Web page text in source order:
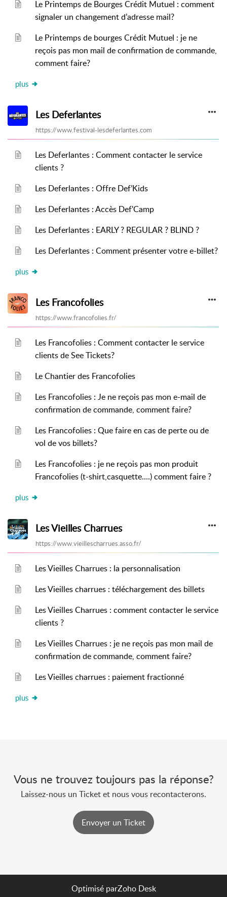
Le Printemps de Bourges Crédit Mutuel : comment
signaler un changement d’adresse mail?
Le Printemps de bourges Crédit Mutuel : je ne
reçois pas mon mail de confirmation de commande,
comment faire?
plus
Les Deferlantes
https://www.festival-lesdeferlantes.com
Les Deferlantes : Comment contacter le service
clients ?
Les Deferlantes : Offre Def’Kids
Les Deferlantes : Accès Def'Camp
Les Deferlantes : EARLY ? REGULAR ? BLIND ?
Les Deferlantes : Comment présenter votre e-billet?
plus
Les Francofolies
https://www.francofolies.fr/
Les Francofolies : Comment contacter le service
clients de See Tickets?
Le Chantier des Francofolies
Les Francofolies : Je ne reçois pas mon e-mail de
confirmation de commande, comment faire?
Les Francofolies : Que faire en cas de perte ou de
vol de vos billets?
Les Francofolies : je ne reçois pas mon produit
Francofolies (t-shirt,casquette....) comment faire ?
plus
Les Vieilles Charrues
https://www.vieillescharrues.asso.fr/
Les Vieilles Charrues : la personnalisation
Les Vieilles charrues : téléchargement des billets
Les Vieilles Charrues : comment contacter le service
clients ?
Les Vieilles Charrues : je ne reçois pas mon mail de
confirmation de commande, comment faire?
Les Vieilles charrues : paiement fractionné
plus
Vous ne trouvez toujours pas la réponse?
Laissez-nous un Ticket et nous vous recontacterons.
Envoyer un Ticket
Optimisé parZoho Desk